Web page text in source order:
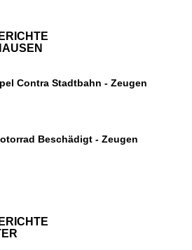
Contra Stadtbahn - Zeugen
Beschädigt - Zeugen